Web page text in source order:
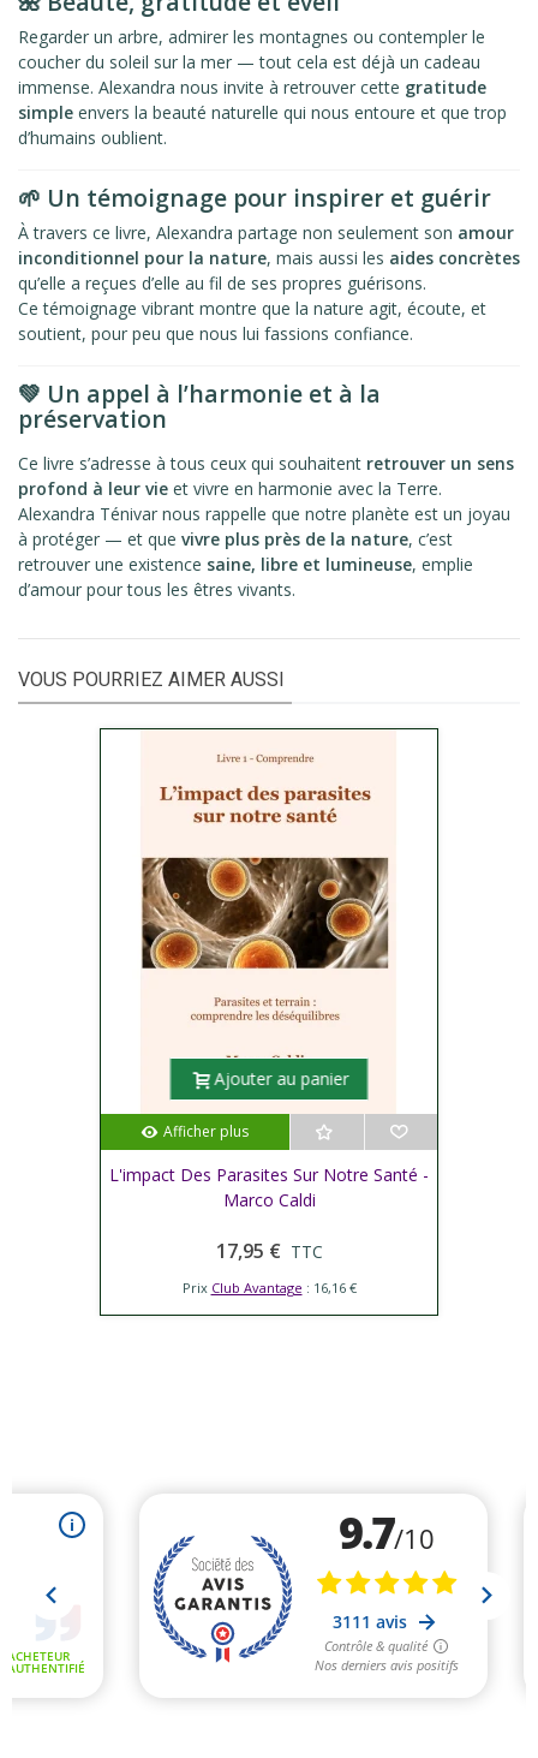
Regarder un arbre, admirer les montagnes ou contempler le
coucher du soleil sur la mer — tout cela est déjà un cadeau
immense. Alexandra nous invite à retrouver cette gratitude
simple envers la beauté naturelle qui nous entoure et que trop
d’humains oublient.
🌱 Un témoignage pour inspirer et guérir
À travers ce livre, Alexandra partage non seulement son amour
inconditionnel pour la nature, mais aussi les aides concrètes
qu’elle a reçues d’elle au fil de ses propres guérisons.
Ce témoignage vibrant montre que la nature agit, écoute, et
soutient, pour peu que nous lui fassions confiance.
💚 Un appel à l’harmonie et à la
préservation
Ce livre s’adresse à tous ceux qui souhaitent retrouver un sens
profond à leur vie et vivre en harmonie avec la Terre.
Alexandra Ténivar nous rappelle que notre planète est un joyau
à protéger — et que vivre plus près de la nature, c’est
retrouver une existence saine, libre et lumineuse, emplie
d’amour pour tous les êtres vivants.
VOUS POURRIEZ AIMER AUSSI
Ajouter au panier
Afficher plus
L'impact Des Parasites Sur Notre Santé -
Marco Caldi
17,95 € TTC
Prix Club Avantage : 16,16 €